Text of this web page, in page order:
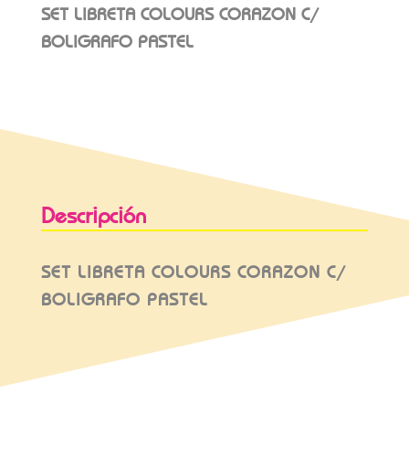
SET LIBRETA COLOURS CORAZON C/
BOLIGRAFO PASTEL
Descripción
SET LIBRETA COLOURS CORAZON C/
BOLIGRAFO PASTEL